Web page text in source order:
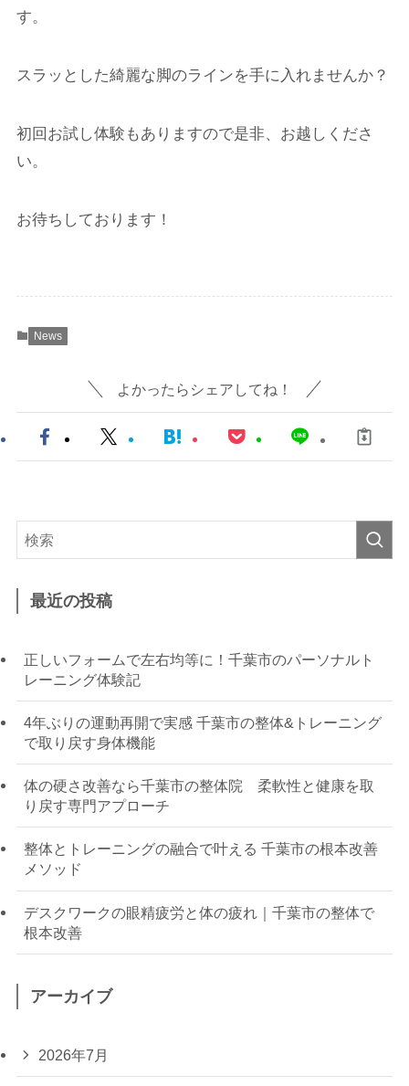
す。
スラッとした綺麗な脚のラインを手に入れませんか？
初回お試し体験もありますので是非、お越しくださ
い。
お待ちしております！
News
よかったらシェアしてね！
最近の投稿
正しいフォームで左右均等に！千葉市のパーソナルト
レーニング体験記
4年ぶりの運動再開で実感 千葉市の整体&トレーニング
で取り戻す身体機能
体の硬さ改善なら千葉市の整体院 柔軟性と健康を取
り戻す専門アプローチ
整体とトレーニングの融合で叶える 千葉市の根本改善
メソッド
デスクワークの眼精疲労と体の疲れ｜千葉市の整体で
根本改善
アーカイブ
2026年7月